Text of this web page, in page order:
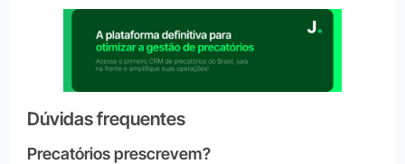
Dúvidas frequentes
Precatórios prescrevem?